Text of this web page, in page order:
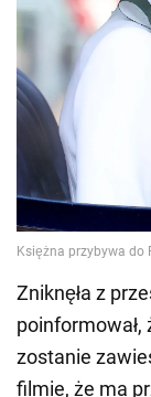
Zniknęła z
poinformował,
zostanie
filmie, że ma